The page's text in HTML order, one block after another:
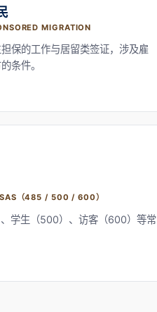
MIGRATION
保的工作与居留类签证，涉及雇
条件。
（485 / 500 / 600）
学生（500）、访客（600）等常